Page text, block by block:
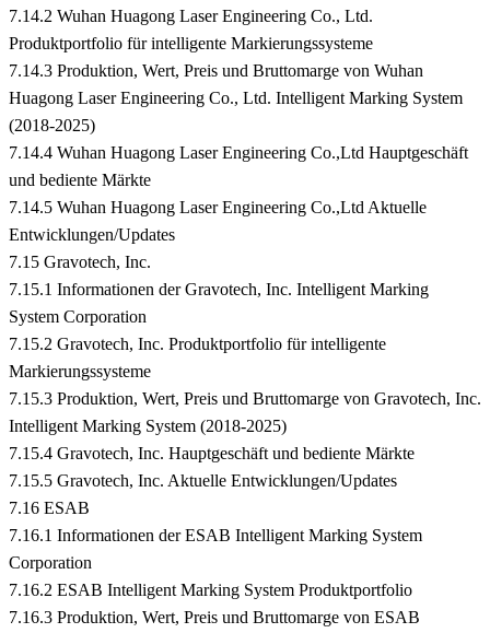
7.14.2 Wuhan Huagong Laser Engineering Co., Ltd.
Produktportfolio für intelligente Markierungssysteme
7.14.3 Produktion, Wert, Preis und Bruttomarge von Wuhan
Huagong Laser Engineering Co., Ltd. Intelligent Marking System
(2018-2025)
7.14.4 Wuhan Huagong Laser Engineering Co.,Ltd Hauptgeschäft
und bediente Märkte
7.14.5 Wuhan Huagong Laser Engineering Co.,Ltd Aktuelle
Entwicklungen/Updates
7.15 Gravotech, Inc.
7.15.1 Informationen der Gravotech, Inc. Intelligent Marking
System Corporation
7.15.2 Gravotech, Inc. Produktportfolio für intelligente
Markierungssysteme
7.15.3 Produktion, Wert, Preis und Bruttomarge von Gravotech, Inc.
Intelligent Marking System (2018-2025)
7.15.4 Gravotech, Inc. Hauptgeschäft und bediente Märkte
7.15.5 Gravotech, Inc. Aktuelle Entwicklungen/Updates
7.16 ESAB
7.16.1 Informationen der ESAB Intelligent Marking System
Corporation
7.16.2 ESAB Intelligent Marking System Produktportfolio
7.16.3 Produktion, Wert, Preis und Bruttomarge von ESAB